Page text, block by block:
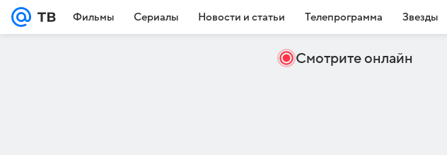
Фильмы Сериалы Новости и статьи Телепрограмма Звезды
Смотрите онлайн